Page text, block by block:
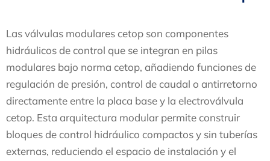
Las válvulas modulares cetop son componentes
hidráulicos de control que se integran en pilas
modulares bajo norma cetop, añadiendo funciones de
regulación de presión, control de caudal o antirretorno
directamente entre la placa base y la electroválvula
cetop. Esta arquitectura modular permite construir
bloques de control hidráulico compactos y sin tuberías
externas, reduciendo el espacio de instalación y el